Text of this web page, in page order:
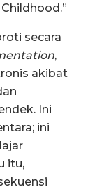
secara
,
akibat
Ini
ini
itu,